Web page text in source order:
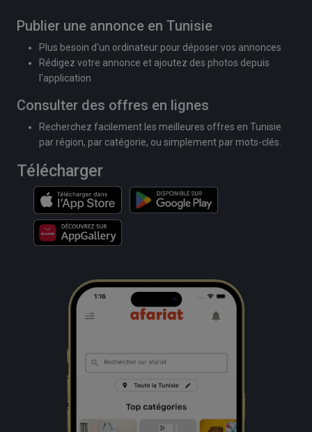
Publier une annonce en Tunisie
Plus besoin d'un ordinateur pour déposer vos annonces
Rédigez votre annonce et ajoutez des photos depuis
l'application
Consulter des offres en lignes
Recherchez facilement les meilleures offres en Tunisie
par région, par catégorie, ou simplement par mots-clés.
Télécharger